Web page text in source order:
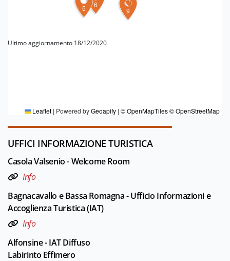
5 6
9
Leaflet | Powered byGeoapify | © OpenMapTiles© OpenStreetMap
Ultimo aggiornamento 18/12/2020
UFFICI INFORMAZIONE TURISTICA
Casola Valsenio - Welcome Room
Info
Bagnacavallo e Bassa Romagna - Ufficio Informazioni e
Accoglienza Turistica (IAT)
Info
Alfonsine - IAT Diffuso
Labirinto Effimero